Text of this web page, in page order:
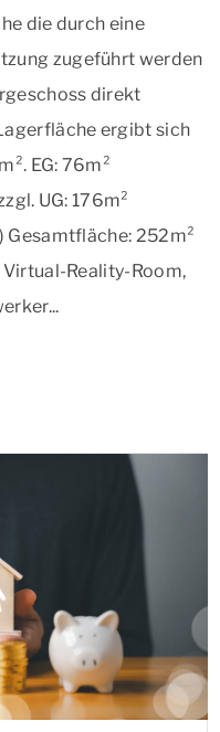
die durch eine
zugeführt werden
direkt
ergibt sich
EG: 76m²
UG: 176m²
Gesamtfläche: 252m²
Reality-Room,